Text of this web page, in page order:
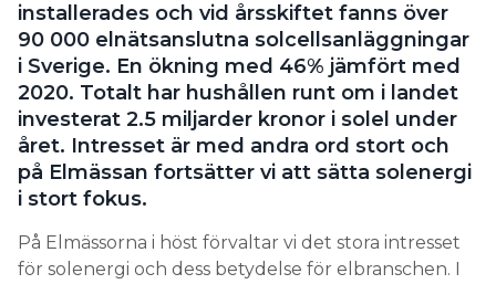
Om tidningen
Kontakt
Personuppgifter
Search for:
SEARCH
installerades och vid årsskiftet fanns över
90 000 elnätsanslutna solcellsanläggningar
i Sverige. En ökning med 46% jämfört med
2020. Totalt har hushållen runt om i landet
investerat 2.5 miljarder kronor i solel under
året. Intresset är med andra ord stort och
på Elmässan fortsätter vi att sätta solenergi
i stort fokus.
På Elmässorna i höst förvaltar vi det stora intresset
för solenergi och dess betydelse för elbranschen. I